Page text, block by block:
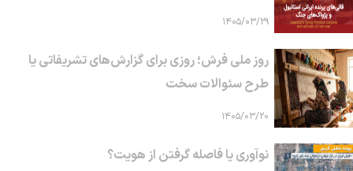
۱۴۰۵/۰۳/۲۹
روز ملی فرش؛ روزی برای گزارش‌های تشریفاتی یا
طرح سئوالات سخت
۱۴۰۵/۰۳/۲۰
نوآوری یا فاصله گرفتن از هویت؟